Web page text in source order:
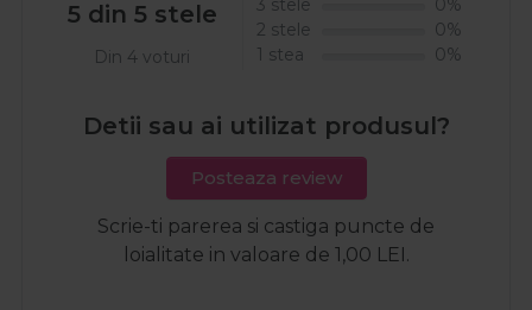
5 din 5 stele
Din 4 voturi
3 stele
0%
2 stele
0%
1 stea
0%
Detii sau ai utilizat produsul?
Posteaza review
Scrie-ti parerea si castiga puncte de
loialitate in valoare de 1,00 LEI.